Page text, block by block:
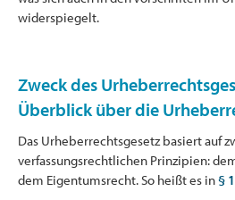
widerspiegelt.
Zweck des
Überblick über die
Das Urheberrechtsgesetz basiert auf
verfassungsrechtlichen Prinzipien:
dem Eigentumsrecht. So heißt es in§